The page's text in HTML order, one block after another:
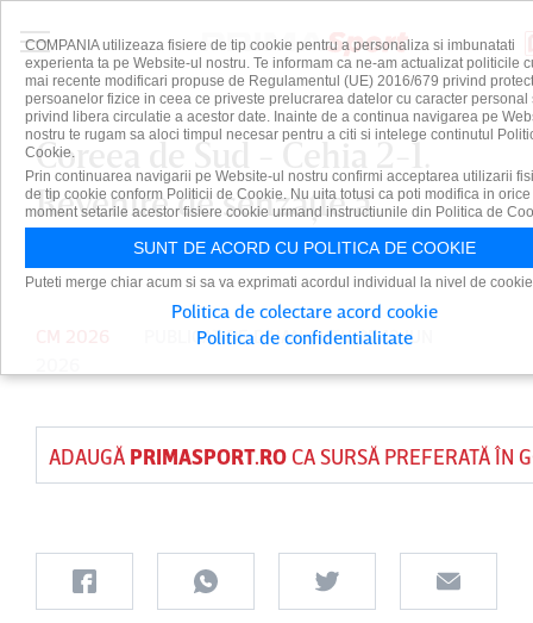
Coreea de Sud - Cehia 2-1.
Revenire de senzaţie a
asiaticilor
PUBLICAT DEDAIAN CUTUPE 12 IUN
ADAUGĂ PRIMASPORT.ROCA SURSĂ PREFERATĂ ÎN
COMPANIA utilizeaza fisiere de tip cookie pentru a personaliza si imbunatati
experienta ta pe Website-ul nostru. Te informam ca ne-am actualizat politicile
mai recente modificari propuse de Regulamentul (UE) 2016/679 privind
persoanelor fizice in ceea ce priveste prelucrarea datelor cu caracter personal
privind libera circulatie a acestor date. Inainte de a continua navigarea pe
nostru te rugam sa aloci timpul necesar pentru a citi si intelege continutul
Cookie.
Prin continuarea navigarii pe Website-ul nostru confirmi acceptarea utilizarii
de tip cookie conform Politicii de Cookie. Nu uita totusi ca poti modifica in orice
moment setarile acestor fisiere cookie urmand instructiunile din Politica de
SUNT DE ACORD CU POLITICA DE COOKIE
Puteti merge chiar acum si sa va exprimati acordul individual la nivel de
Politica de colectare acord cookie
Politica de confidentialitate